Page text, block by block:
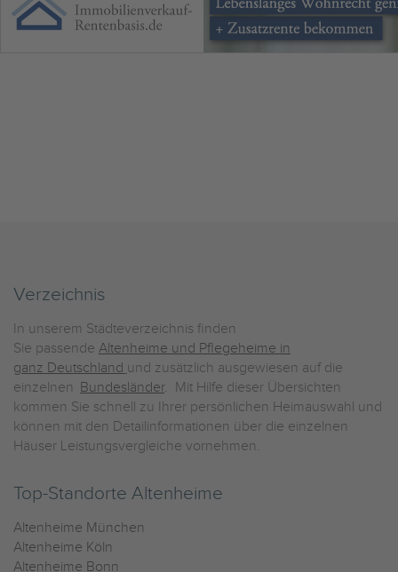
Verzeichnis
In unserem Städteverzeichnis finden
Sie passende Altenheime und Pflegeheime in
ganz Deutschland und zusätzlich ausgewiesen auf die
einzelnen Bundesländer. Mit Hilfe dieser Übersichten
kommen Sie schnell zu Ihrer persönlichen Heimauswahl und
können mit den Detailinformationen über die einzelnen
Häuser Leistungsvergleiche vornehmen.
Top-Standorte Altenheime
Altenheime München
Altenheime Köln
Altenheime Bonn